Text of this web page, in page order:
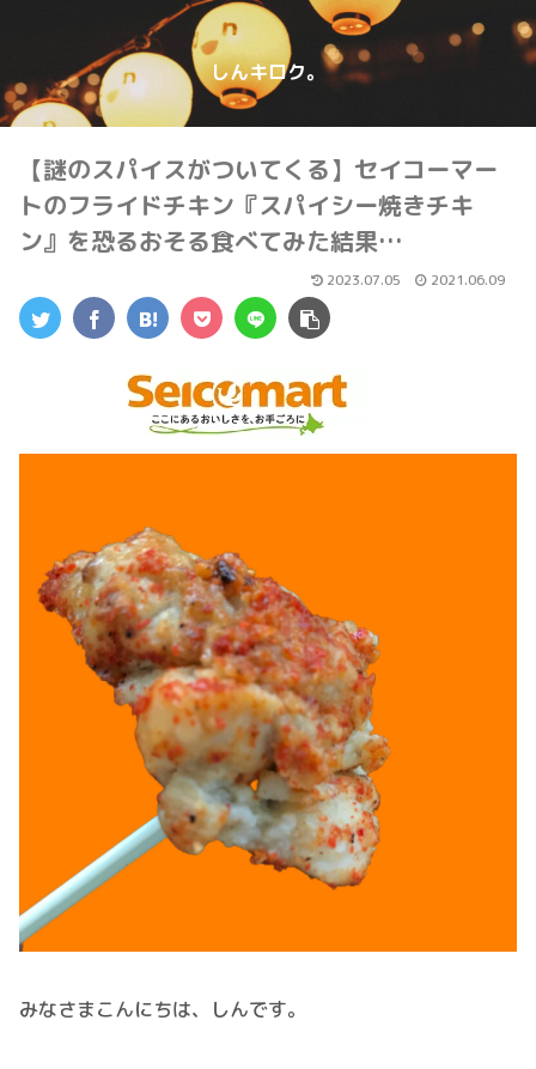
しんキロク。
【謎のスパイスがついてくる】セイコーマー
トのフライドチキン『スパイシー焼きチキ
ン』を恐るおそる食べてみた結果…
2023.07.05 2021.06.09
みなさまこんにちは、しんです。